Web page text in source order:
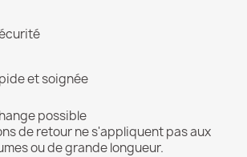
et soignée
possible
de retour ne s'appliquent pas aux
ou de grande longueur.